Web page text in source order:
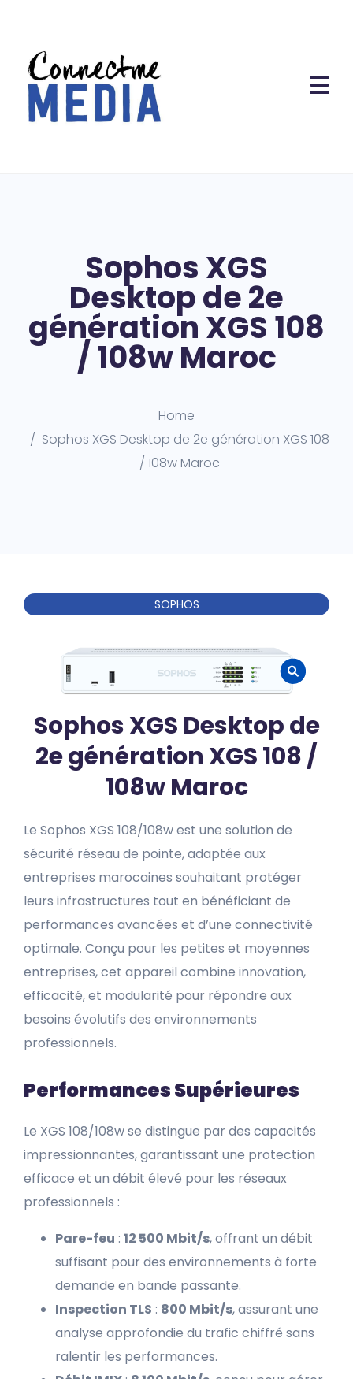
Sophos XGS
Desktop de 2e
génération XGS 108
/ 108w Maroc
Home
Sophos XGS Desktop de 2e génération XGS 108
/ 108w Maroc
SOPHOS
Sophos XGS Desktop de
2e génération XGS 108 /
108w Maroc
Le Sophos XGS 108/108w est une solution de
sécurité réseau de pointe, adaptée aux
entreprises marocaines souhaitant protéger
leurs infrastructures tout en bénéficiant de
performances avancées et d’une connectivité
optimale. Conçu pour les petites et moyennes
entreprises, cet appareil combine innovation,
efficacité, et modularité pour répondre aux
besoins évolutifs des environnements
professionnels.
Performances Supérieures
Le XGS 108/108w se distingue par des capacités
impressionnantes, garantissant une protection
efficace et un débit élevé pour les réseaux
professionnels :
Pare-feu : 12 500 Mbit/s, offrant un débit
suffisant pour des environnements à forte
demande en bande passante.
Inspection TLS : 800 Mbit/s, assurant une
analyse approfondie du trafic chiffré sans
ralentir les performances.